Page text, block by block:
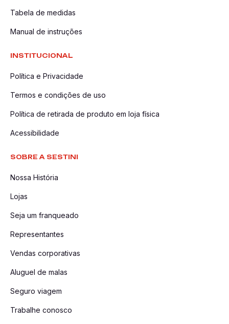
Tabela de medidas
Manual de instruções
INSTITUCIONAL
Política e Privacidade
Termos e condições de uso
Política de retirada de produto em loja física
Acessibilidade
SOBRE A SESTINI
Nossa História
Lojas
Seja um franqueado
Representantes
Vendas corporativas
Aluguel de malas
Seguro viagem
Trabalhe conosco